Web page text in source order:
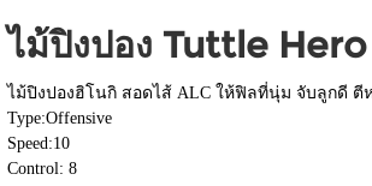
ไม้ปิงปอง Tuttle Hero
ไม้ปิงปองฮิโนกิ สอดไส้ ALC ให้ฟิลที่นุ่ม จับลูกดี
Type:Offensive
Speed:10
Control: 8